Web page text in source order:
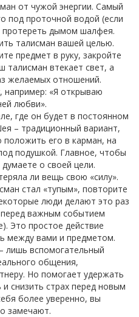
от чужой энергии. Самый
под проточной водой (если
протереть дымом шалфея.
талисман вашей целью.
предмет в руку, закройте
талисман втекает свет, а
желаемых отношений.
например: «Я открываю
любви».
где он будет в постоянном
– традиционный вариант,
его в карман, на
подушкой. Главное, чтобы
о своей цели.
ли вещь свою «силу».
стал «тупым», повторите
люди делают это раз
важным событием
Это простое действие
между вами и предметом.
лишь вспомогательный
общения,
Но помогает удержать
снизить страх перед новым
более уверенно, вы
замечают.